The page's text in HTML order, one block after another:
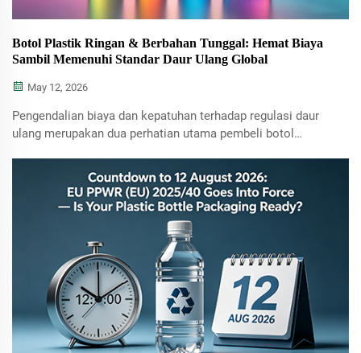
Botol Plastik Ringan & Berbahan Tunggal: Hemat Biaya
Sambil Memenuhi Standar Daur Ulang Global
May 12, 2026
Pengendalian biaya dan kepatuhan terhadap regulasi daur
ulang merupakan dua perhatian utama pembeli botol
tipis ringan mampu secara efektif mengurangi biaya bahan
baku dan biaya pengiriman logistik, sementara desain
terintegrasi berbahan tunggal memungkinkan...